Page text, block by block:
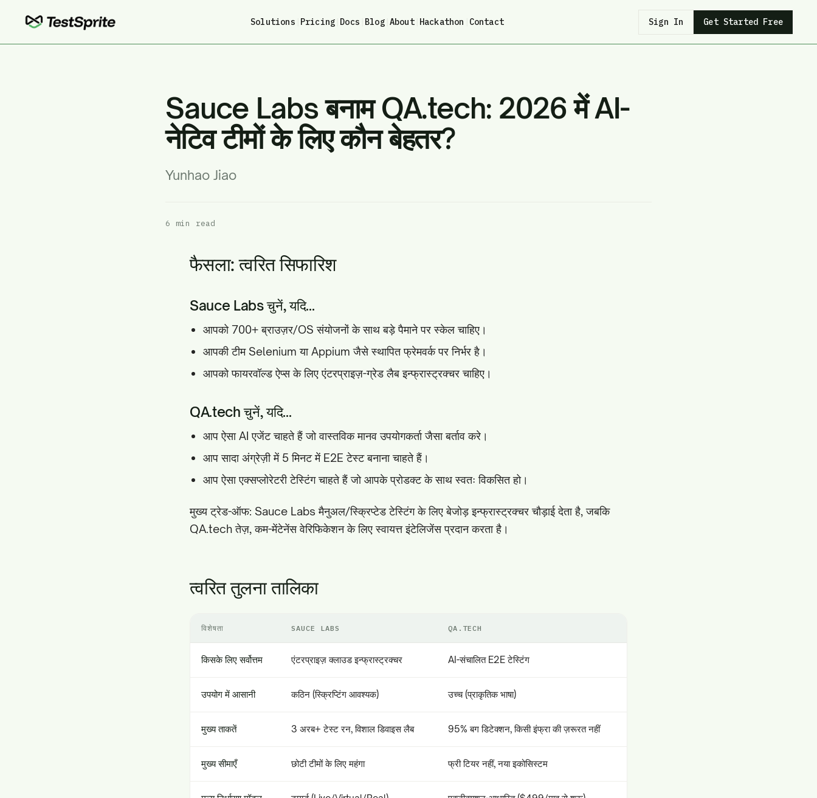
Solutions Pricing Docs Blog| About| Hackathon Contact Sign In Get Started Free
Sauce Labs बनाम QA.tech: 2026 में AI-
नेटिव टीमों के लिए कौन बेहतर?
Yunhao Jiao
6 min read
फैसला: त्वरित सिफारिश
Sauce Labs चुनें, यदि...
आपको 700+ ब्राउज़र/OS संयोजनों के साथ बड़े पैमाने पर स्केल चाहिए।
आपकी टीम Selenium या Appium जैसे स्थापित फ्रेमवर्क पर निर्भर है।
आपको फायरवॉल्ड ऐप्स के लिए एंटरप्राइज़-ग्रेड लैब इन्फ्रास्ट्रक्चर चाहिए।
QA.tech चुनें, यदि...
आप ऐसा AI एजेंट चाहते हैं जो वास्तविक मानव उपयोगकर्ता जैसा बर्ताव करे।
आप सादा अंग्रेज़ी में 5 मिनट में E2E टेस्ट बनाना चाहते हैं।
आप ऐसा एक्सप्लोरेटरी टेस्टिंग चाहते हैं जो आपके प्रोडक्ट के साथ स्वतः विकसित हो।
मुख्य ट्रेड-ऑफ: Sauce Labs मैनुअल/स्क्रिप्टेड टेस्टिंग के लिए बेजोड़ इन्फ्रास्ट्रक्चर चौड़ाई देता है, जबकि
QA.tech तेज़, कम-मेंटेनेंस वेरिफिकेशन के लिए स्वायत्त इंटेलिजेंस प्रदान करता है।
त्वरित तुलना तालिका
विशेषता SAUCE LABS QA.TECH
किसके लिए सर्वोत्तम एंटरप्राइज़ क्लाउड इन्फ्रास्ट्रक्चर AI-संचालित E2E टेस्टिंग
उपयोग में आसानी कठिन (स्क्रिप्टिंग आवश्यक) उच्च (प्राकृतिक भाषा)
मुख्य ताकतें 3 अरब+ टेस्ट रन, विशाल डिवाइस लैब 95% बग डिटेक्शन, किसी इंफ्रा की ज़रूरत नहीं
मुख्य सीमाएँ छोटी टीमों के लिए महंगा फ्री टियर नहीं, नया इकोसिस्टम